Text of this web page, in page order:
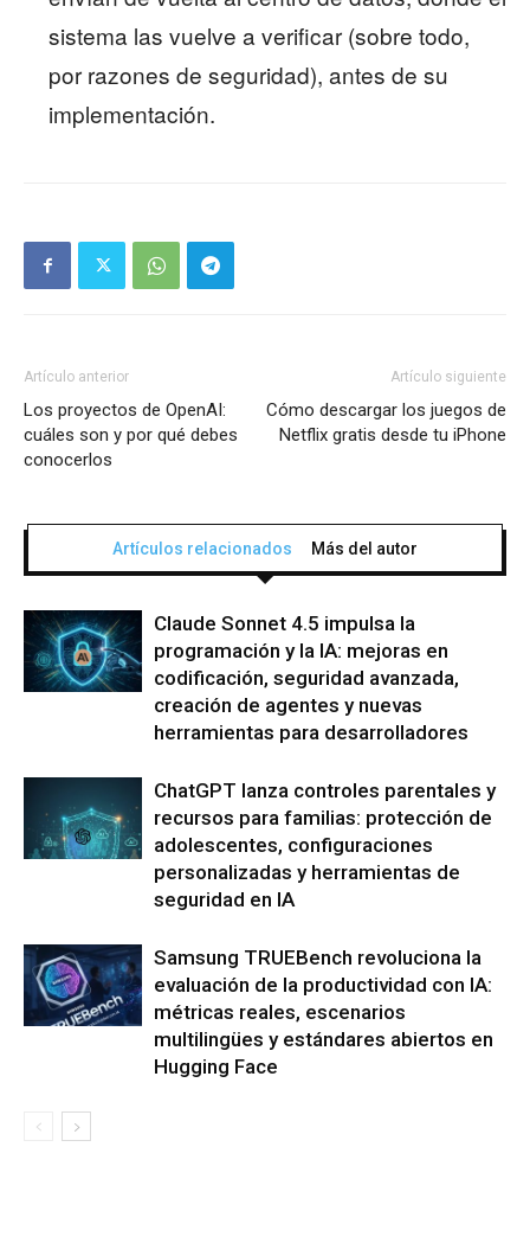
sistema las vuelve a verificar (sobre todo,
por razones de seguridad), antes de su
implementación.
Artículo anterior
Los proyectos de OpenAI:
cuáles son y por qué debes
conocerlos
Artículo siguiente
Cómo descargar los juegos de
Netflix gratis desde tu iPhone
Artículos relacionados Más del autor
Claude Sonnet 4.5 impulsa la
programación y la IA: mejoras en
codificación, seguridad avanzada,
creación de agentes y nuevas
herramientas para desarrolladores
ChatGPT lanza controles parentales y
recursos para familias: protección de
adolescentes, configuraciones
personalizadas y herramientas de
seguridad en IA
Samsung TRUEBench revoluciona la
evaluación de la productividad con IA:
métricas reales, escenarios
multilingües y estándares abiertos en
Hugging Face